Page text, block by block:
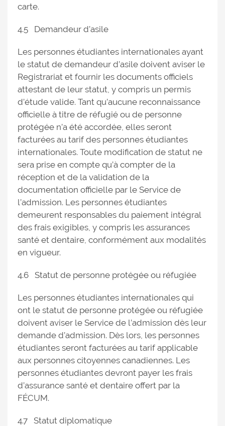
carte.
4.5 Demandeur d’asile
Les personnes étudiantes internationales ayant
le statut de demandeur d’asile doivent aviser le
Registrariat et fournir les documents officiels
attestant de leur statut, y compris un permis
d’étude valide. Tant qu’aucune reconnaissance
officielle à titre de réfugié ou de personne
protégée n’a été accordée, elles seront
facturées au tarif des personnes étudiantes
internationales. Toute modification de statut ne
sera prise en compte qu’à compter de la
réception et de la validation de la
documentation officielle par le Service de
l’admission. Les personnes étudiantes
demeurent responsables du paiement intégral
des frais exigibles, y compris les assurances
santé et dentaire, conformément aux modalités
en vigueur.
4.6 Statut de personne protégée ou réfugiée
Les personnes étudiantes internationales qui
ont le statut de personne protégée ou réfugiée
doivent aviser le Service de l’admission dès leur
demande d’admission. Dès lors, les personnes
étudiantes seront facturées au tarif applicable
aux personnes citoyennes canadiennes. Les
personnes étudiantes devront payer les frais
d’assurance santé et dentaire offert par la
FÉCUM.
4.7 Statut diplomatique